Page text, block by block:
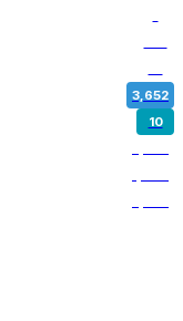
3,652
10